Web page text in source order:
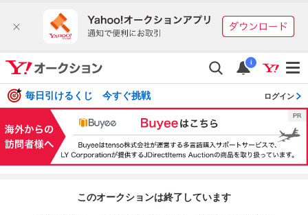
i
毎日引けるくじ 今すぐ挑戦 ログイン
このオークションは終了しています